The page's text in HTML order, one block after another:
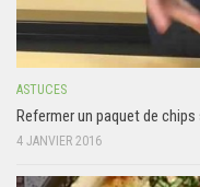
ASTUCES
Refermer un paquet de
4 JANVIER 2016